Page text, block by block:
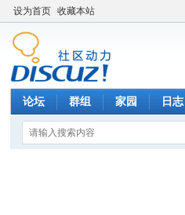
设为首页 收藏本站
论坛 群组 家园 日志